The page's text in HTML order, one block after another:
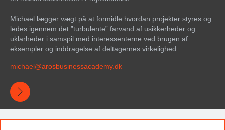
Michael lægger vægt på at formidle hvordan projekter styres og
ledes igennem det ”turbulente” farvand af usikkerheder og
uklarheder i samspil med interessenterne ved brugen af
eksempler og inddragelse af deltagernes virkelighed.
michael@arosbusinessacademy.dk